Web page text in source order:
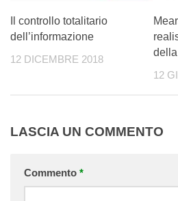
Il controllo totalitario
dell’informazione
12 DICEMBRE 2018
12
LASCIA UN COMMENTO
Commento *